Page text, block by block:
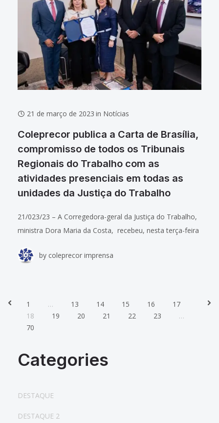
21 de março de 2023 in Notícias
Coleprecor publica a Carta de Brasília,
compromisso de todos os Tribunais
Regionais do Trabalho com as
atividades presenciais em todas as
unidades da Justiça do Trabalho
21/023/23 – A Corregedora-geral da Justiça do Trabalho,
ministra Dora Maria da Costa, recebeu, nesta terça-feira
presidente do Colégio de Presidentes e
by coleprecor imprensa
1 … 13 14 15 16
17
18
19 20 21 22 23
…
70
Categories
DESTAQUE
DESTAQUE 2